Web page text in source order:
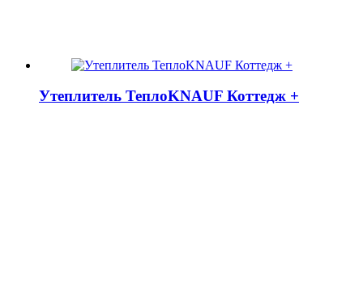
Утеплитель ТеплоKNAUF Коттедж +